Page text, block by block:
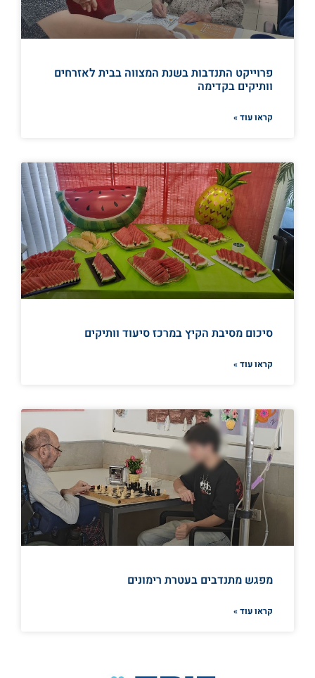
פרוייקט התנדבות בשנת המצווה בבית לאזרחים
וותיקים בקדימה
קראו עוד »
סיכום מסיבת הקיץ במרכז סיעוד וותיקים
קראו עוד »
מפגש מתנדבים בעטרת רימונים
קראו עוד »